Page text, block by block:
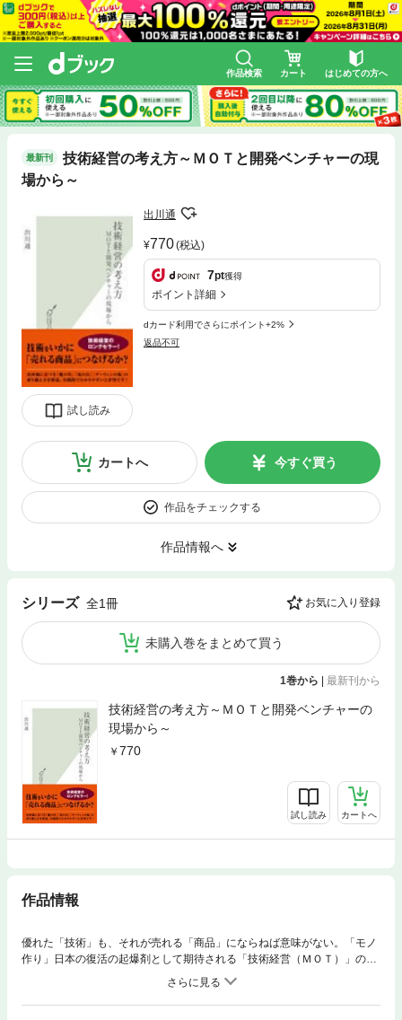
作品検索 カート はじめての方へ
最新刊
技術経営の考え方～ＭＯＴと開発ベンチャーの現
場から～
試し読み
出川通
770(税込)
7pt獲得
ポイント詳細
dカード利用でさらにポイント+2%
返品不可
カートへ 今すぐ買う
作品をチェックする
作品情報へ
シリーズ 全1冊 お気に入り登録
未購入巻をまとめて買う
1巻から 最新刊から
技術経営の考え方～ＭＯＴと開発ベンチャーの
現場から～
770
試し読み カートへ
作品情報
優れた「技術」も、それが売れる「商品」にならねば意味がない。「モノ
作り」日本の復活の起爆剤として期待される「技術経営（ＭＯＴ）」の方